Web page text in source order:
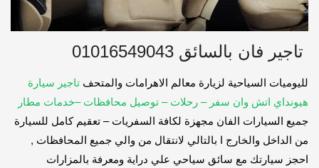
تاجير فان بالسائق 01016549043
لليوميات السياحية لزيارة معالم الاهرامات والمتحف تاجير سيارة
هيونداي اتش وان سفر – رحلات – توصيل محافظات –خدمات مطار
جميع السيارات الفان مجهزة لكافة السفريات – تعقيم كامل للسيارة
من الداخل والخارج ا بالتالي لانتقال من والي جميع المحافظات ,
احجز سيارتك مع سائق سياحي علي دراية ومعرفة بالمزارات